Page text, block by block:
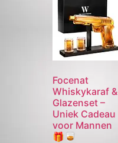
Focenat
Whiskykaraf &
Glazenset –
Uniek Cadeau
voor Mannen
🎁🥃